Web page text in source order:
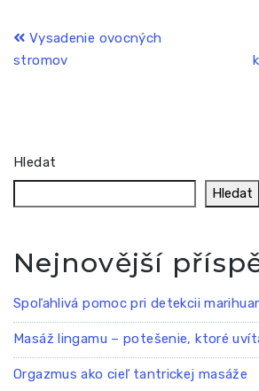
Navigace
pro
Vysadenie ovocných
stromov
Hledat
Hledat
Nejnovější
Spoľahlivá pomoc pri detekcii
Masáž lingamu – potešenie, ktoré
Orgazmus ako cieľ tantrickej masáže